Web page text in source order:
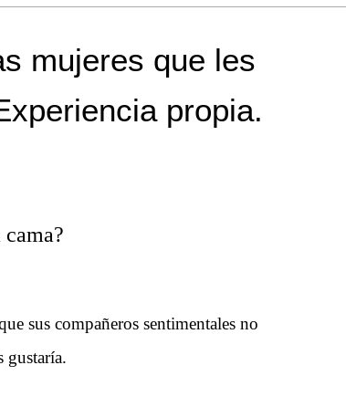
mujeres que les
propia.
sus compañeros sentimentales no
gustaría.